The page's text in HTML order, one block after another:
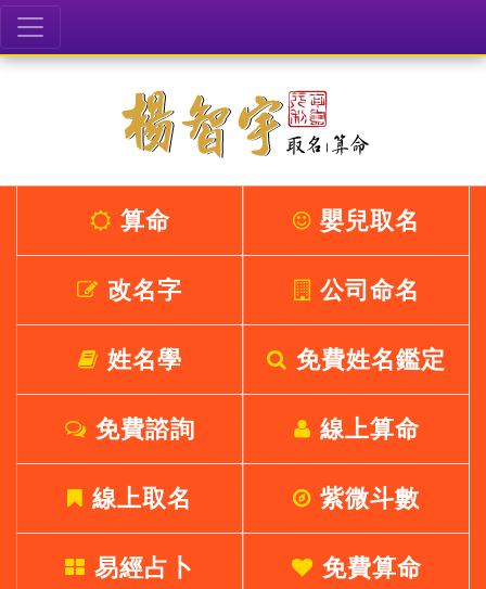
算命 嬰兒取名
改名字 公司命名
姓名學 免費姓名鑑定
免費諮詢 線上算命
線上取名 紫微斗數
易經占卜 免費算命